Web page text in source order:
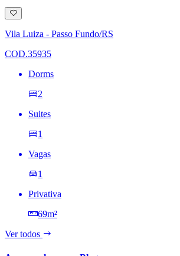
Adicionar
à
lista
de
Vila Luiza - Passo Fundo/RS
COD.35935
Dorms
2
Suites
1
Vagas
1
Privativa
69m²
Ver todos